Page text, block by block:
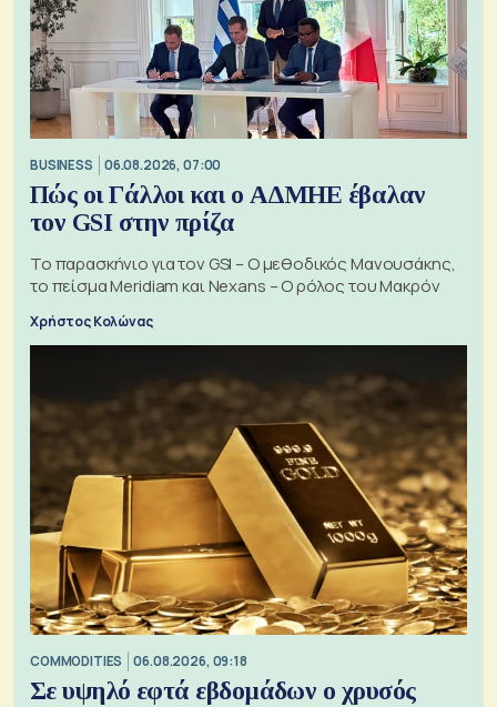
BUSINESS 06.08.2026, 07:00
Πώς οι Γάλλοι και ο ΑΔΜΗΕ έβαλαν
τον GSI στην πρίζα
Το παρασκήνιο για τον GSI – Ο μεθοδικός Μανουσάκης,
το πείσμα Meridiam και Nexans – Ο ρόλος του Μακρόν
Χρήστος Κολώνας
COMMODITIES 06.08.2026, 09:18
Σε υψηλό εφτά εβδομάδων ο χρυσός